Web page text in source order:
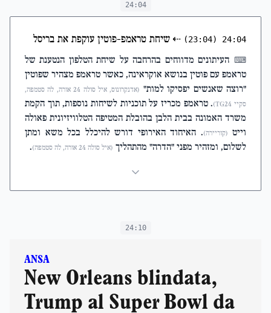
24:04
24:04
(23:04)
⇠שיחת טראמפ-פוטין עוקפת את בריסל
⌨ העיתונים מדווחים בהרחבה על שיחת הטלפון הנטענת של
טראמפ עם פוטין בנושא אוקראינה, כאשר טראמפ מצהיר שפוטין
"רוצה שאנשים יפסיקו למות"
(אדנקרונוס, איל סולה 24 אורה, לה סטמפה,
סקיי TG24)
. טראמפ מכריז על תוכניות לשיחות נוספות, תוך הקמת
משרד האמונה בבית הלבן בהובלת המטיפה הטלוויזיונית פאולה
וייט (קוריירה). האיחוד האירופי דורש להיכלל בכל משא ומתן
לשלום, ומזהיר מפני "הדרה" מהתהליך (איל סולה 24 אורה, לה סטמפה) .
24:10
ANSA
New Orleans blindata,
Trump al Super Bowl da